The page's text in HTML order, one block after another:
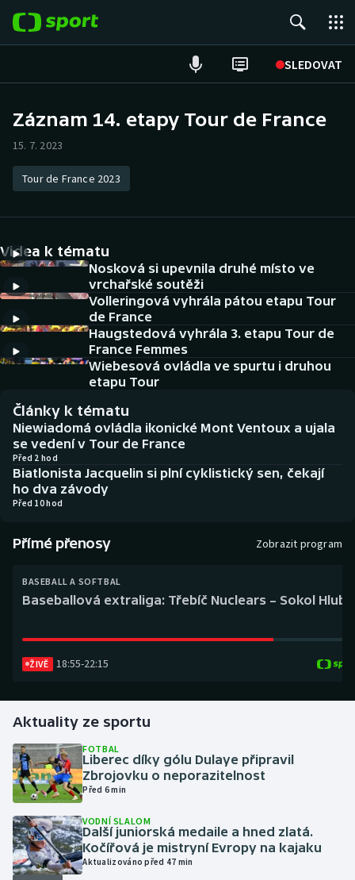
SLEDOVAT
Hokej
Tenis
Atletika
Cyklistika
DALŠÍ SPORTY
Americký fotbal
Baseball a softbal
Basketbal
Biatlon
Boby a skeleton
Dostihy
Futsal
Gymnastika
Házená
Jezdectví
Judo
NEPŘEHLÉDNĚTE
Soutěže
Historické návraty
Aplikace ČT sport
AZ kvíz
Záznam 14. etapy Tour de France
15. 7. 2023
Tour de France 2023
Videa k tématu
Nosková si upevnila druhé místo ve
vrchařské soutěži
Volleringová vyhrála pátou etapu Tour
de France
Haugstedová vyhrála 3. etapu Tour de
France Femmes
Wiebesová ovládla ve spurtu i druhou
etapu Tour
Články k tématu
Niewiadomá ovládla ikonické Mont Ventoux a ujala
se vedení v Tour de France
Před 2 hod
Biatlonista Jacquelin si plní cyklistický sen, čekají
ho dva závody
Před 10 hod
Přímé přenosy Zobrazit program
BASEBALL A SOFTBAL
Baseballová extraliga: Třebíč Nuclears – Sokol
ŽIVĚ 18:55-22:15
Aktuality ze sportu
FOTBAL
Liberec díky gólu Dulaye připravil
Zbrojovku o neporazitelnost
Před 6 min
VODNÍ SLALOM
Další juniorská medaile a hned zlatá.
Kočířová je mistryní Evropy na kajaku
Aktualizováno před 47 min